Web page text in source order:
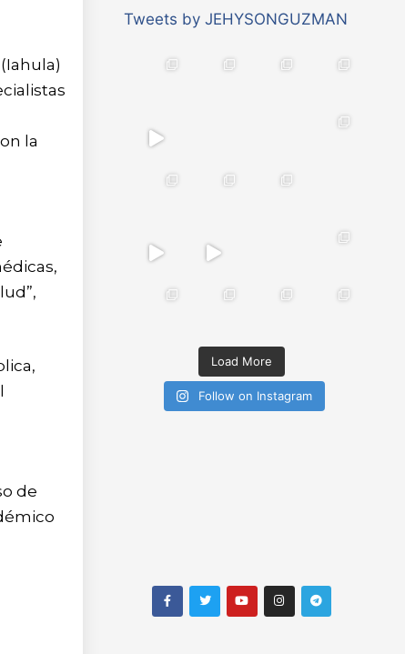
la
de
Tweets by JEHYSONGUZMAN
Load More
Follow on Instagram